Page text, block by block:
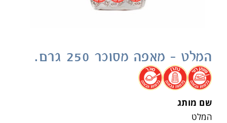
המלט – מאפה מסוכר 250 גרם.
.
.
.
שם מותג
המלט